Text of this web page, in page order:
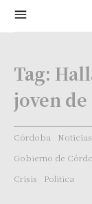
Tag:
joven de
Córdoba
Gobierno de
Crisis
Politica